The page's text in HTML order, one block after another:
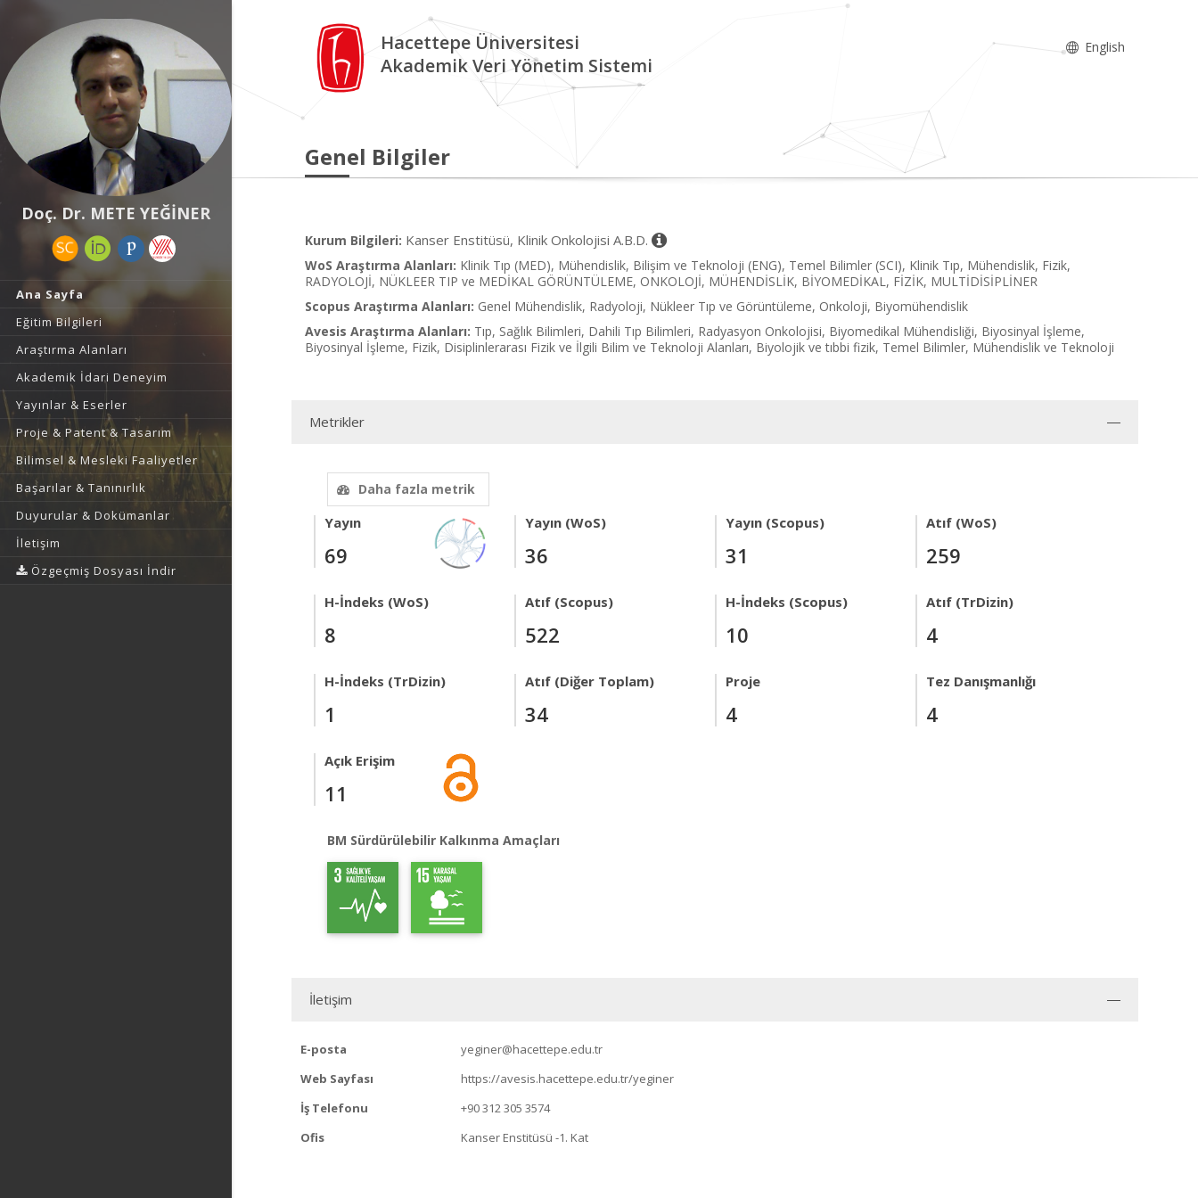
Doç. Dr. METE YEĞİNER
Ana Sayfa
Eğitim Bilgileri
Araştırma Alanları
Akademik İdari Deneyim
Yayınlar & Eserler
Proje & Patent & Tasarım
Bilimsel & Mesleki Faaliyetler
Başarılar & Tanınırlık
Duyurular & Dokümanlar
İletişim
Özgeçmiş Dosyası İndir
Hacettepe Üniversitesi
Akademik Veri Yönetim Sistemi
English
Genel Bilgiler
Kurum Bilgileri: Kanser Enstitüsü, Klinik Onkolojisi A.B.D.
WoS Araştırma Alanları: Klinik Tıp (MED), Mühendislik, Bilişim ve Teknoloji (ENG), Temel Bilimler (SCI), Klinik Tıp, Mühendislik, Fizik,
RADYOLOJİ, NÜKLEER TIP ve MEDİKAL GÖRÜNTÜLEME, ONKOLOJİ, MÜHENDİSLİK, BİYOMEDİKAL, FİZİK, MULTİDİSİPLİNER
Scopus Araştırma Alanları: Genel Mühendislik, Radyoloji, Nükleer Tıp ve Görüntüleme, Onkoloji, Biyomühendislik
Avesis Araştırma Alanları: Tıp, Sağlık Bilimleri, Dahili Tıp Bilimleri, Radyasyon Onkolojisi, Biyomedikal Mühendisliği, Biyosinyal İşleme,
Biyosinyal İşleme, Fizik, Disiplinlerarası Fizik ve İlgili Bilim ve Teknoloji Alanları, Biyolojik ve tıbbi fizik, Temel Bilimler, Mühendislik ve Teknoloji
Metrikler
Daha fazla metrik
Yayın
69
Yayın (WoS)
36
Yayın (Scopus)
31
Atıf (WoS)
259
H-İndeks (WoS)
8
Atıf (Scopus)
522
H-İndeks (Scopus)
10
Atıf (TrDizin)
4
H-İndeks (TrDizin)
1
Atıf (Diğer Toplam)
34
Proje
4
Tez Danışmanlığı
4
Açık Erişim
11
BM Sürdürülebilir Kalkınma Amaçları
İletişim
E-posta
yeginer@hacettepe.edu.tr
Web Sayfası
https://avesis.hacettepe.edu.tr/yeginer
İş Telefonu
+90 312 305 3574
Ofis
Kanser Enstitüsü -1. Kat